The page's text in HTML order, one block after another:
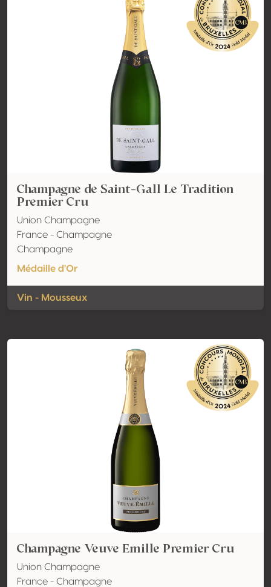
Champagne de Saint-Gall Le Tradition
Premier Cru
Union Champagne
France - Champagne
Champagne
Médaille d'Or
Vin - Mousseux
Champagne Veuve Emille Premier Cru
Union Champagne
France - Champagne